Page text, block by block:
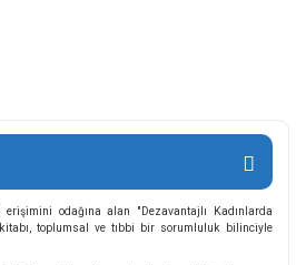
erişimini odağına alan "Dezavantajlı Kadınlarda
kitabı, toplumsal ve tıbbi bir sorumluluk bilinciyle